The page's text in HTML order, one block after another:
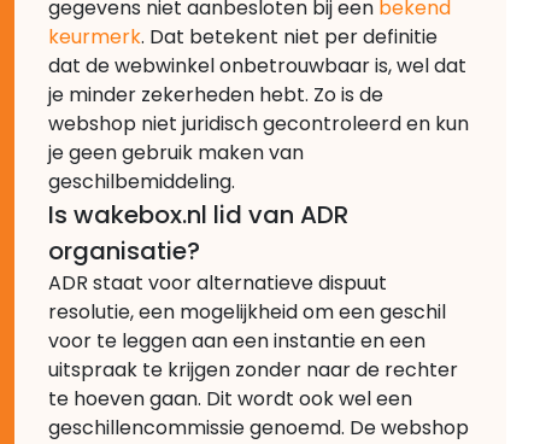
gegevens niet aanbesloten bij een bekend
keurmerk. Dat betekent niet per definitie
dat de webwinkel onbetrouwbaar is, wel dat
je minder zekerheden hebt. Zo is de
webshop niet juridisch gecontroleerd en kun
je geen gebruik maken van
geschilbemiddeling.
Is wakebox.nl lid van ADR
organisatie?
ADR staat voor alternatieve dispuut
resolutie, een mogelijkheid om een geschil
voor te leggen aan een instantie en een
uitspraak te krijgen zonder naar de rechter
te hoeven gaan. Dit wordt ook wel een
geschillencommissie genoemd. De webshop